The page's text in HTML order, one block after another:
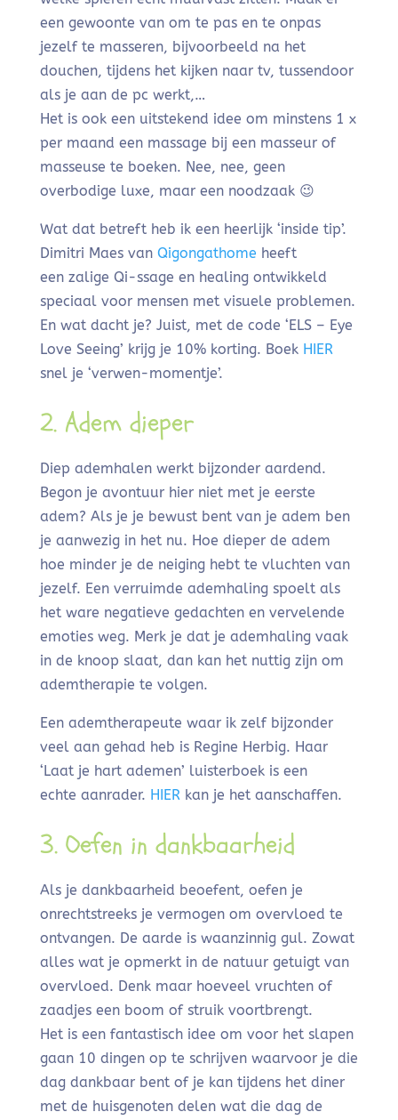
een gewoonte van om te pas en te onpas
jezelf te masseren, bijvoorbeeld na het
douchen, tijdens het kijken naar tv, tussendoor
als je aan de pc werkt,…
Het is ook een uitstekend idee om minstens 1 x
per maand een massage bij een masseur of
masseuse te boeken. Nee, nee, geen
overbodige luxe, maar een noodzaak 😉
Wat dat betreft heb ik een heerlijk ‘inside tip’.
Dimitri Maes van Qigongathome heeft
een zalige Qi-ssage en healing ontwikkeld
speciaal voor mensen met visuele problemen.
En wat dacht je? Juist, met de code ‘ELS – Eye
Love Seeing’ krijg je 10% korting. Boek HIER
snel je ‘verwen-momentje’.
2. Adem dieper
Diep ademhalen werkt bijzonder aardend.
Begon je avontuur hier niet met je eerste
adem? Als je je bewust bent van je adem ben
je aanwezig in het nu. Hoe dieper de adem
hoe minder je de neiging hebt te vluchten van
jezelf. Een verruimde ademhaling spoelt als
het ware negatieve gedachten en vervelende
emoties weg. Merk je dat je ademhaling vaak
in de knoop slaat, dan kan het nuttig zijn om
ademtherapie te volgen.
Een ademtherapeute waar ik zelf bijzonder
veel aan gehad heb is Regine Herbig. Haar
‘Laat je hart ademen’ luisterboek is een
echte aanrader. HIER kan je het aanschaffen.
3. Oefen in dankbaarheid
Als je dankbaarheid beoefent, oefen je
onrechtstreeks je vermogen om overvloed te
ontvangen. De aarde is waanzinnig gul. Zowat
alles wat je opmerkt in de natuur getuigt van
overvloed. Denk maar hoeveel vruchten of
zaadjes een boom of struik voortbrengt.
Het is een fantastisch idee om voor het slapen
gaan 10 dingen op te schrijven waarvoor je die
dag dankbaar bent of je kan tijdens het diner
met de huisgenoten delen wat die dag de